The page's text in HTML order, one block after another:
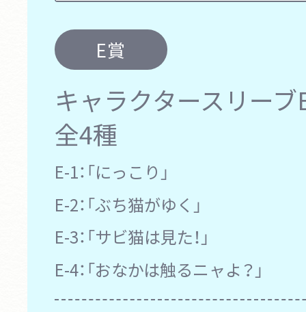
E賞
キャラクタースリーブ
全4種
E-1： 「にっこり」
E-2： 「ぶち猫がゆく」
E-3： 「サビ猫は見た！」
E-4： 「おなかは触るニャよ？」